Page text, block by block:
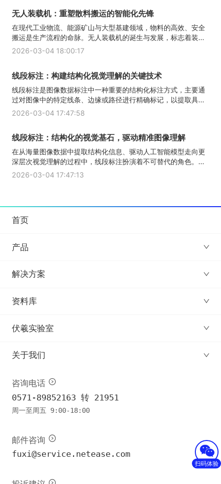
无人装载机：重塑散料搬运的智能化先锋
在现代工业物流、能源矿山与大型基建领域，物料的高效、安全
搬运是生产流程的命脉。无人装载机的诞生与发展，标志着装...
2026-03-04 18:00:17
线段标注：构建结构化视觉理解的关键技术
线段标注是图像数据标注中一种重要的结构化标注方式，主要通
过对图像中的特定线条、边缘或路径进行精确标记，以提取具...
2026-03-04 17:47:58
线段标注：结构化的视觉基石，驱动精准图像理解
在从海量图像数据中提取结构化信息、驱动人工智能模型走向更
深层次视觉理解的过程中，线段标注扮演着不可替代的角色。...
2026-03-04 17:47:13
首页
产品
解决方案
资料库
伏羲实验室
关于我们
咨询电话
0571-89852163 转 21951
周一至周五 9:00-18:00
邮件咨询
fuxi@service.netease.com
扫码体验